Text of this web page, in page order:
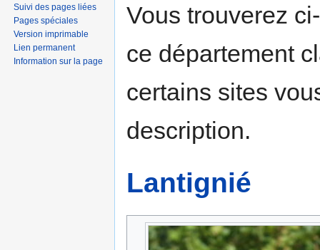
Vous trouverez
ce département
certains sites
description.
Lantignié
Suivi des pages liées
Pages spéciales
Version imprimable
Lien permanent
Information sur la page